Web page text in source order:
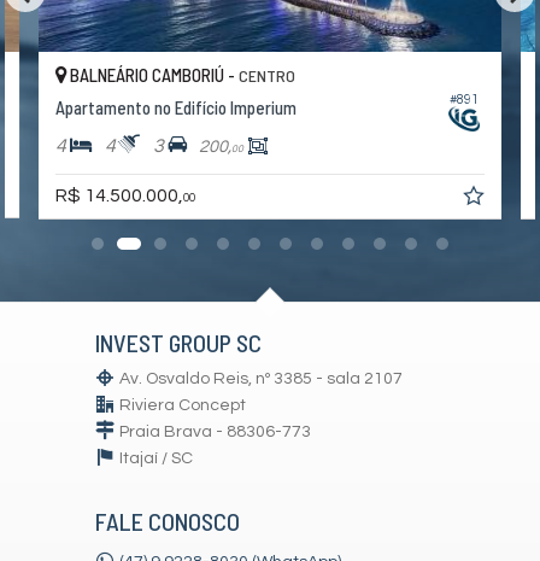
#891
BALNEÁRIO CAMBORIÚ -CENTRO
Apartamento no Edifício Imperium
4 4 3 200,00
R$ 14.500.000,00
INVEST GROUP SC
Av. Osvaldo Reis, nº 3385 - sala 2107
Riviera Concept
Praia Brava - 88306-773
Itajaí / SC
FALE CONOSCO